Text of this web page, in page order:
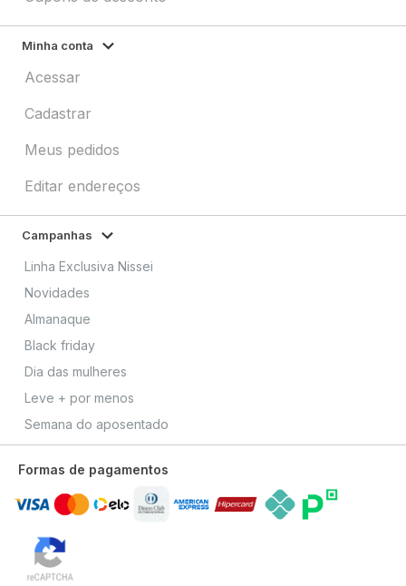
Minha conta
Acessar
Cadastrar
Meus pedidos
Editar endereços
Campanhas
Linha Exclusiva Nissei
Novidades
Almanaque
Black friday
Dia das mulheres
Leve + por menos
Semana do aposentado
Formas de pagamentos